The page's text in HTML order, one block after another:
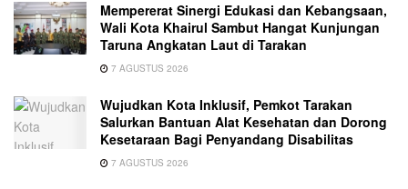
Mempererat Sinergi Edukasi dan Kebangsaan,
Wali Kota Khairul Sambut Hangat Kunjungan
Taruna Angkatan Laut di Tarakan
7 AGUSTUS 2026
Wujudkan Kota Inklusif, Pemkot Tarakan
Salurkan Bantuan Alat Kesehatan dan Dorong
Kesetaraan Bagi Penyandang Disabilitas
7 AGUSTUS 2026